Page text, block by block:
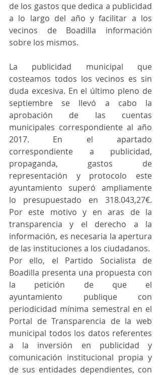
de los gastos que dedica a publicidad
a lo largo del año y facilitar a los
vecinos de Boadilla información
sobre los mismos.
La publicidad municipal que
costeamos todos los vecinos es sin
duda excesiva. En el último pleno de
septiembre se llevó a cabo la
aprobación de las cuentas
municipales correspondiente al año
2017. En el apartado
correspondiente a publicidad,
propaganda, gastos de
representación y protocolo este
ayuntamiento superó ampliamente
lo presupuestado en 318.043,27€.
Por este motivo y en aras de la
transparencia y el derecho a la
información, es necesaria la apertura
de las instituciones a los ciudadanos.
Por ello, el Partido Socialista de
Boadilla presenta una propuesta con
la petición de que el
ayuntamiento publique con
periodicidad mínima semestral en el
Portal de Transparencia de la web
municipal todos los datos referentes
a la inversión en publicidad y
comunicación institucional propia y
de sus entidades dependientes, con